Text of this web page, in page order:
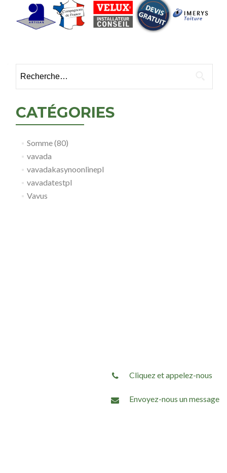
CATÉGORIES
Somme (80)
vavada
vavadakasynoonlinepl
vavadatestpl
Vavus
Cliquez et appelez-nous
Envoyez-nous un message